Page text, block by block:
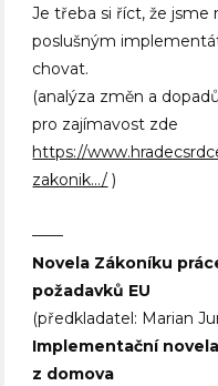
Je třeba si říct, že
poslušným
chovat.
(analýza změn a
pro zajímavost zde
https://
zakonik…/ )
——
Novela Zákoníku
požadavků EU
(předkladatel: Marian
Implementační
z domova